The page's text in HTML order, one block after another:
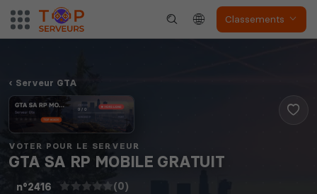
Classements
Serveur GTA
VOTER POUR LE SERVEUR
GTA SA RP MOBILE GRATUIT
n°2416 (0)